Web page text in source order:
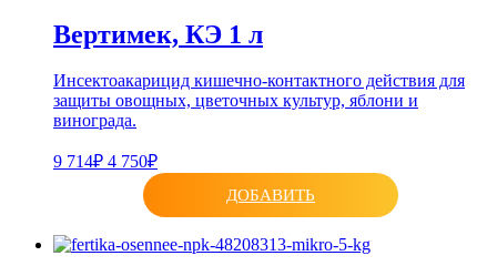
Вертимек, КЭ 1 л
Инсектоакарицид кишечно-контактного действия для
защиты овощных, цветочных культур, яблони и
винограда.
9 714₽ 4 750₽
ДОБАВИТЬ